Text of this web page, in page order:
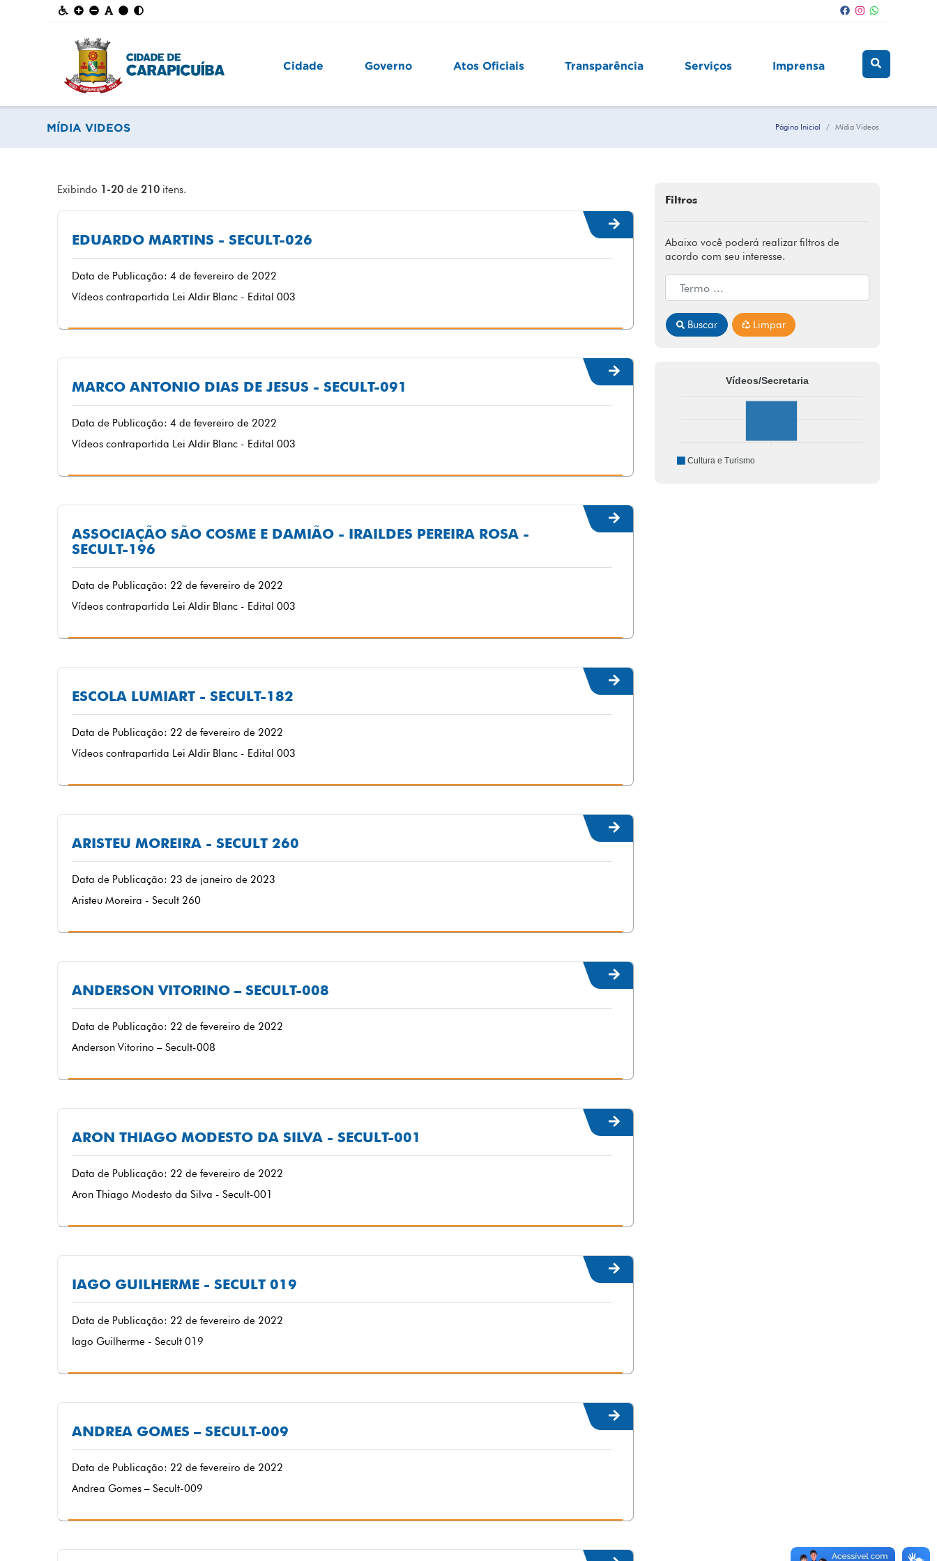
Cidade Governo Atos Oficiais Transparência Serviços Imprensa
MÍDIA VIDEOS Página Inicial Mídia Videos
Exibindo 1-20 de210 itens.
EDUARDO MARTINS - SECULT-026
Data de Publicação: 4 de fevereiro de 2022
Vídeos contrapartida Lei Aldir Blanc - Edital 003
MARCO ANTONIO DIAS DE JESUS - SECULT-091
Data de Publicação: 4 de fevereiro de 2022
Vídeos contrapartida Lei Aldir Blanc - Edital 003
ASSOCIAÇÃO SÃO COSME E DAMIÃO - IRAILDES PEREIRA ROSA -
SECULT-196
Data de Publicação: 22 de fevereiro de 2022
Vídeos contrapartida Lei Aldir Blanc - Edital 003
ESCOLA LUMIART - SECULT-182
Data de Publicação: 22 de fevereiro de 2022
Vídeos contrapartida Lei Aldir Blanc - Edital 003
ARISTEU MOREIRA - SECULT 260
Data de Publicação: 23 de janeiro de 2023
Aristeu Moreira - Secult 260
ANDERSON VITORINO – SECULT-008
Data de Publicação: 22 de fevereiro de 2022
Anderson Vitorino – Secult-008
ARON THIAGO MODESTO DA SILVA - SECULT-001
Data de Publicação: 22 de fevereiro de 2022
Aron Thiago Modesto da Silva - Secult-001
IAGO GUILHERME - SECULT 019
Data de Publicação: 22 de fevereiro de 2022
Iago Guilherme - Secult 019
ANDREA GOMES – SECULT-009
Data de Publicação: 22 de fevereiro de 2022
Andrea Gomes – Secult-009
Filtros
Abaixo você poderá realizar filtros de
acordo com seu interesse.
Buscar Limpar
Vídeos/Secretaria
Cultura e Turismo